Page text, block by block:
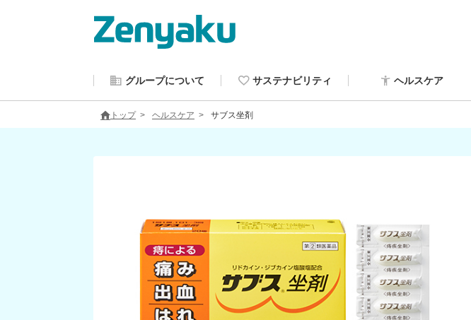
グループについて サステナビリティ ヘルスケア
トップ ヘルスケア サブス坐剤